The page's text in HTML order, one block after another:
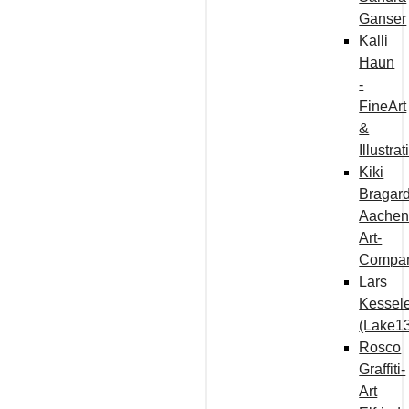
Ganser
Kalli
Haun
-
FineArt
&
Kiki
Art-
Lars
Rosco
Graffiti-
Art